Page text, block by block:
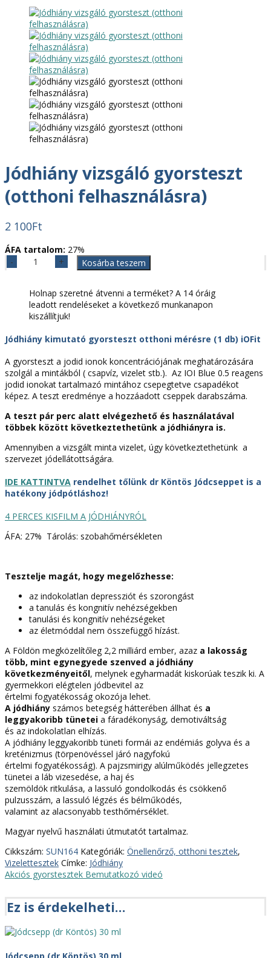
Jódhiány vizsgáló gyorsteszt
(otthoni felhasználásra)
2 100Ft
ÁFA tartalom: 27%
Jódhiány
(otthoni
felhasználásra)
mennyiség
Kosárba teszem
Holnap szeretné átvenni a terméket? A 14 óráig
leadott rendeléseket a következő munkanapon
kiszállítjuk!
Jódhiány kimutató gyorsteszt otthoni mérésre (1 db) iOFit
A gyorsteszt a jodid ionok koncentrációjának meghatározására
szolgál a mintákból ( csapvíz, vizelet stb.). Az IOI Blue 0.5 reagens
jodid ionokat tartalmazó mintához csepegtetve csapadékot
képez. A teszt eredménye a hozzáadott cseppek darabszáma.
A teszt pár perc alatt elvégezhető és használatával
többek között következtethetünk a jódhiányra is.
Amennyiben a vizsgált minta vizelet, úgy következtethetünk a
szervezet jódellátottságára.
IDE KATTINTVA rendelhet tőlünk dr Köntös Jódcseppet is a
hatékony jódpótláshoz!
4 PERCES KISFILM A JÓDHIÁNYRÓL
ÁFA: 27% Tárolás: szobahőmérsékleten
Tesztelje magát, hogy megelőzhesse:
az indokolatlan depressziót és szorongást
a tanulás és kongnitív nehézségekben
tanulási és kongnitív nehézségeket
az életmóddal nem összefüggő hízást.
A Földön megközelítőleg 2,2 milliárd ember, azaz a lakosság
több, mint egynegyede szenved a jódhiány
következményeitől, melynek egyharmadát kiskorúak teszik ki. A
gyermekkori elégtelen jódbevitel az
értelmi fogyatékosság okozója lehet.
A jódhiány számos betegség hátterében állhat és a
leggyakoribb tünetei a fáradékonyság, demotiváltság
és az indokolatlan elhízás.
A jódhiány leggyakoribb tüneti formái az endémiás golyva és a
kreténizmus (törpenövéssel járó nagyfokú
értelmi fogyatékosság). A pajzsmirigy alúlműködés jellegzetes
tünetei a láb vizesedése, a haj és
szemöldök ritkulása, a lassuló gondolkodás és csökkenő
pulzusszám, a lassuló légzés és bélműködés,
valamint az alacsonyabb testhőmérséklet.
Magyar nyelvű használati útmutatót tartalmaz.
Cikkszám: SUN164 Kategóriák: Önellenőrző, otthoni tesztek,
Vizelettesztek Címke: Jódhiány
Akciós gyorstesztek Bemutatkozó videó
Ez is érdekelheti…